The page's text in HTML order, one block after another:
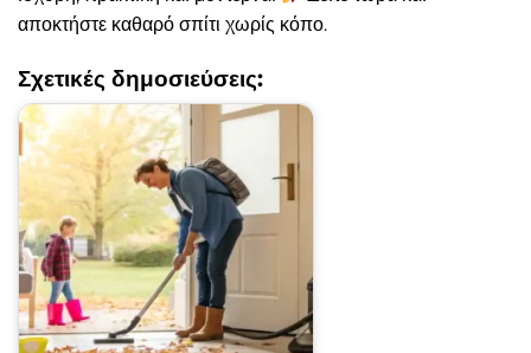
αποκτήστε καθαρό σπίτι χωρίς κόπο.
Σχετικές δημοσιεύσεις: